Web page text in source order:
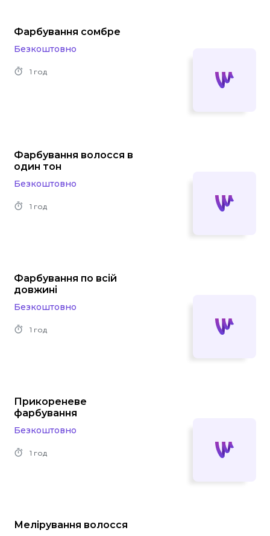
Фарбування сомбре
Безкоштовно
1 год
Фарбування волосся в
один тон
Безкоштовно
1 год
Фарбування по всій
довжині
Безкоштовно
1 год
Прикореневе
фарбування
Безкоштовно
1 год
Мелірування волосся